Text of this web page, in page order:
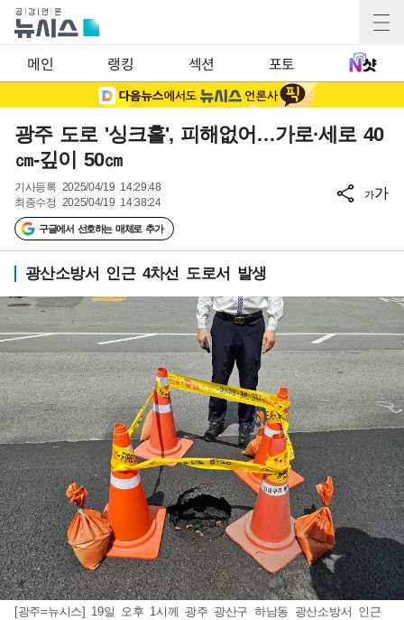
메인 랭킹 섹션 포토
광주 도로 '싱크홀', 피해없어…가로·세로 40
㎝-깊이 50㎝
기사등록 2025/04/19 14:29:48
최종수정 2025/04/19 14:38:24
구글에서 선호하는 매체로 추가
가가
광산소방서 인근 4차선 도로서 발생
[광주=뉴시스] 19일 오후 1시께 광주 광산구 하남동 광산소방서 인근